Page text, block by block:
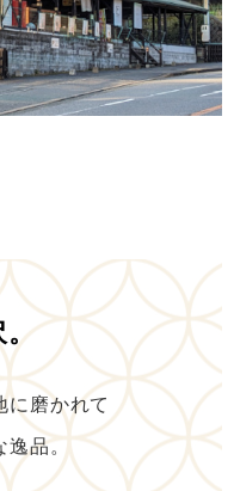
。
に磨かれて
逸品。